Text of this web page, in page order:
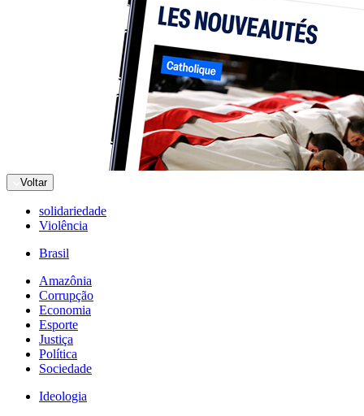
Voltar
solidariedade
Violência
Brasil
Amazônia
Corrupção
Economia
Esporte
Justiça
Política
Sociedade
Ideologia